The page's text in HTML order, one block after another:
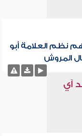
نظم العلامة أبو
المروش
آي